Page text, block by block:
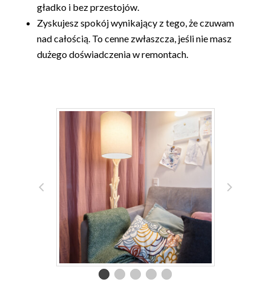
gładko i bez przestojów.
Zyskujesz spokój wynikający z tego, że czuwam
nad całością. To cenne zwłaszcza, jeśli nie masz
dużego doświadczenia w remontach.